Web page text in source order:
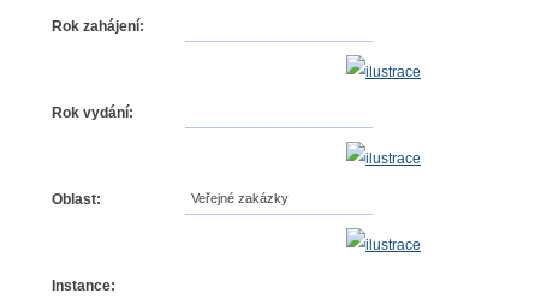
Rok zahájení:
Rok vydání:
Oblast: Veřejné zakázky
Instance: